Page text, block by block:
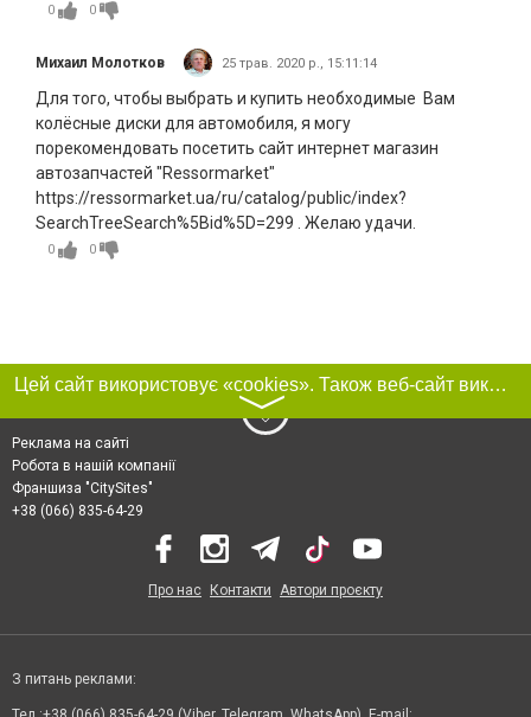
0 0
Михаил Молотков 25 трав. 2020 р., 15:11:14
Для того, чтобы выбрать и купить необходимые Вам
колёсные диски для автомобиля, я могу
порекомендовать посетить сайт интернет магазин
автозапчастей "Ressormarket"
https://ressormarket.ua/ru/catalog/public/index?
SearchTreeSearch%5Bid%5D=299 . Желаю удачи.
0 0
Цей сайт використовує «cookies». Також веб-сайт використовує інтернет-сервіс для збору технічних даних стосовно відвідувачів з метою отримання маркетингової та статистичної інформації. Умови обробки даних відвідувачів сайту див.
〉
Реклама на сайті
Робота в нашій компанії
Франшиза "CitySites"
+38 (066) 835-64-29
Про нас Контакти Автори проєкту
З питань реклами: